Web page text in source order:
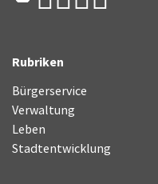
Rubriken
Bürgerservice
Verwaltung
Leben
Stadtentwicklung